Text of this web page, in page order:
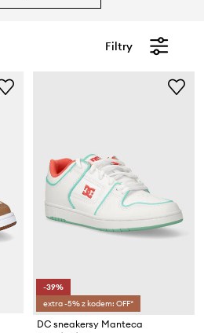
Filtry
-39%
extra -5% z kodem: OFF*
DC sneakersy Manteca